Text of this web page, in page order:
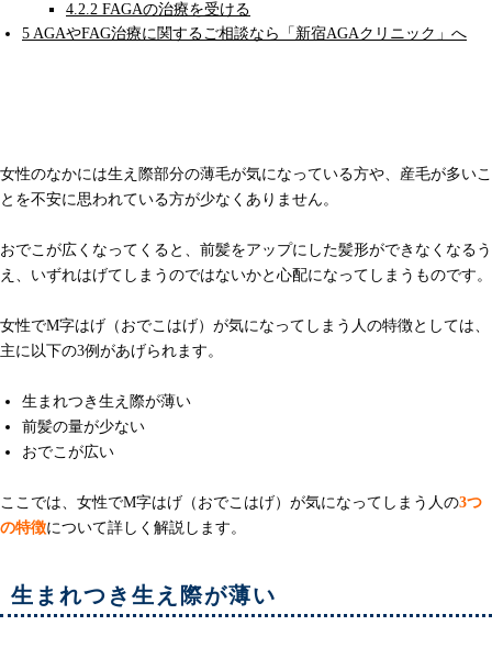
4.2.2 FAGAの治療を受ける
5 AGAやFAG治療に関するご相談なら「新宿AGAクリニック」へ
女性のなかには生え際部分の薄毛が気になっている方や、産毛が多いこ
とを不安に思われている方が少なくありません。
おでこが広くなってくると、前髪をアップにした髪形ができなくなるう
え、いずれはげてしまうのではないかと心配になってしまうものです。
女性でM字はげ（おでこはげ）が気になってしまう人の特徴としては、
主に以下の3例があげられます。
生まれつき生え際が薄い
前髪の量が少ない
おでこが広い
ここでは、女性でM字はげ（おでこはげ）が気になってしまう人の3つ
の特徴について詳しく解説します。
生まれつき生え際が薄い